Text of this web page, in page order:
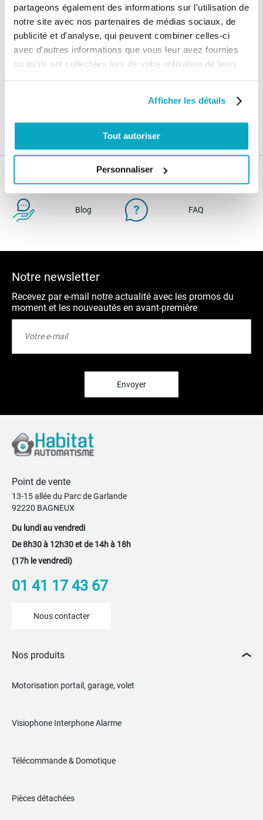
partageons également des informations sur l'utilisation de
notre site avec nos partenaires de médias sociaux, de
publicité et d'analyse, qui peuvent combiner celles-ci
avec d'autres informations que vous leur avez fournies
ou qu'ils ont collectées lors de votre utilisation de leurs
Afficher les détails
Tout autoriser
Personnaliser
Paiement
100% sécurisé
Paiement en
3x sans frais
Livraison
Blog FAQ
Notre newsletter
Recevez par e-mail notre actualité avec les promos du
moment et les nouveautés en avant-première
Envoyer
Point de vente
13-15 allée du Parc de Garlande
92220 BAGNEUX
Du lundi au vendredi
De 8h30 à 12h30 et de 14h à 18h
(17h le vendredi)
01 41 17 43 67
Nous contacter
Nos produits
Motorisation portail, garage, volet
Visiophone Interphone Alarme
Télécommande & Domotique
Pièces détachées